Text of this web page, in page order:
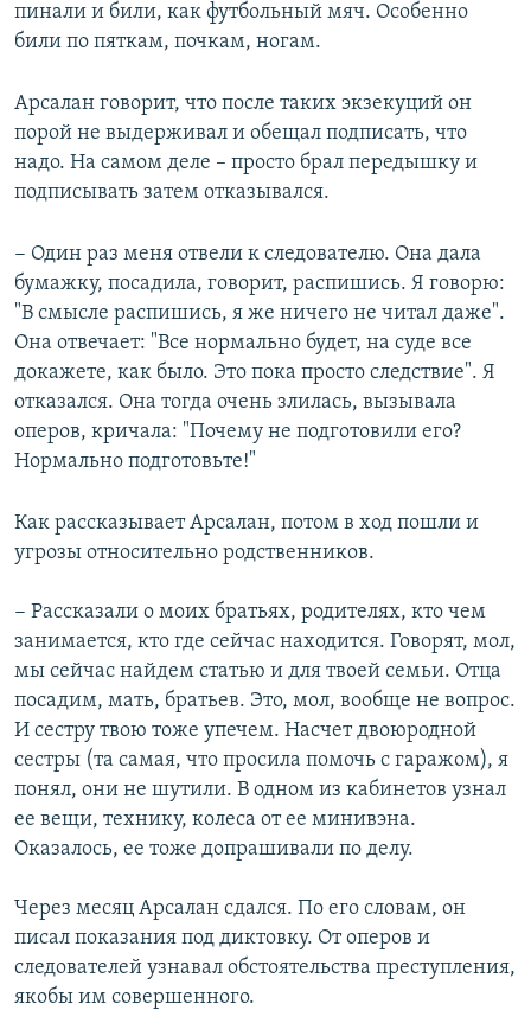
пинали и били, как футбольный мяч. Особенно
били по пяткам, почкам, ногам.
Арсалан говорит, что после таких экзекуций он
порой не выдерживал и обещал подписать, что
надо. На самом деле – просто брал передышку и
подписывать затем отказывался.
− Один раз меня отвели к следователю. Она дала
бумажку, посадила, говорит, распишись. Я говорю:
"В смысле распишись, я же ничего не читал даже".
Она отвечает: "Все нормально будет, на суде все
докажете, как было. Это пока просто следствие". Я
отказался. Она тогда очень злилась, вызывала
оперов, кричала: "Почему не подготовили его?
Нормально подготовьте!"
Как рассказывает Арсалан, потом в ход пошли и
угрозы относительно родственников.
− Рассказали о моих братьях, родителях, кто чем
занимается, кто где сейчас находится. Говорят, мол,
мы сейчас найдем статью и для твоей семьи. Отца
посадим, мать, братьев. Это, мол, вообще не вопрос.
И сестру твою тоже упечем. Насчет двоюродной
сестры (та самая, что просила помочь с гаражом), я
понял, они не шутили. В одном из кабинетов узнал
ее вещи, технику, колеса от ее минивэна.
Оказалось, ее тоже допрашивали по делу.
Через месяц Арсалан сдался. По его словам, он
писал показания под диктовку. От оперов и
следователей узнавал обстоятельства преступления,
якобы им совершенного.